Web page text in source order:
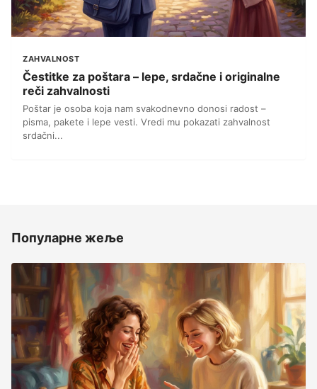
ZAHVALNOST
Čestitke za poštara – lepe, srdačne i originalne
reči zahvalnosti
Poštar je osoba koja nam svakodnevno donosi radost –
pisma, pakete i lepe vesti. Vredi mu pokazati zahvalnost
srdačni...
Популарне жеље